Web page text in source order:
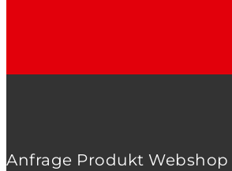
Anfrage Produkt Webshop